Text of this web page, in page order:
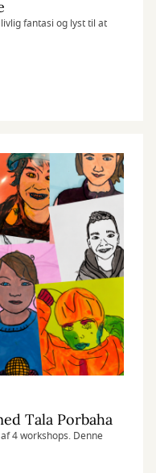
fantasi og lyst til at
Tala Porbaha
4 workshops. Denne